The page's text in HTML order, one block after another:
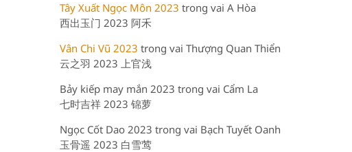
Tây Xuất Ngọc Môn 2023 trong vai A Hòa
西出玉门 2023 阿禾
Vân Chi Vũ 2023 trong vai Thượng Quan Thiển
云之羽 2023 上官浅
Bảy kiếp may mắn 2023 trong vai Cẩm La
七时吉祥 2023 锦萝
Ngọc Cốt Dao 2023 trong vai Bạch Tuyết Oanh
玉骨遥 2023 白雪莺